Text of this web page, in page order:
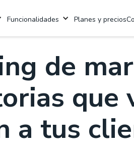
Funcionalidades Planes y precios
de
que
a tus